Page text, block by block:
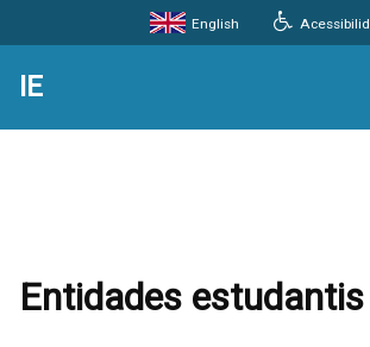
English
IE
Entidades estudantis